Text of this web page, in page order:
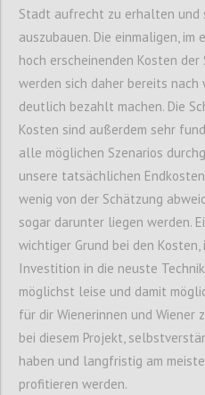
P2
DÖBLING/
schon sehr weit
Detail der
hatten die Betreiber,
und
Mal die Idee, eine
Kahlenberg zu bauen.
Wo können die
sodass Anrainer und
gestört werden? Wo
günstig ins
die Menschen am
ersten Antworten:
Stadt aufrecht zu erhalten und
auszubauen. Die einmaligen, im
hoch erscheinenden Kosten der
werden sich daher bereits nach
deutlich bezahlt machen. Die
Kosten sind außerdem sehr
alle möglichen Szenarios
unsere tatsächlichen
wenig von der Schätzung
sogar darunter liegen werden.
wichtiger Grund bei den
Investition in die neuste
möglichst leise und damit
für dir Wienerinnen und Wiener
bei diesem Projekt,
haben und langfristig am
profitieren werden.